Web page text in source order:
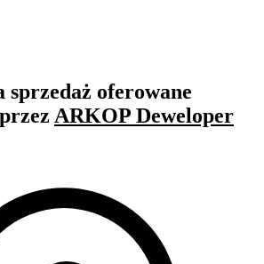
sprzedaż oferowane
ARKOP Deweloper